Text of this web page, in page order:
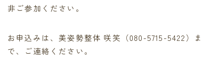
非ご参加ください。
お申込みは、美姿勢整体 咲笑（080-5715-5422）ま
で、ご連絡ください。